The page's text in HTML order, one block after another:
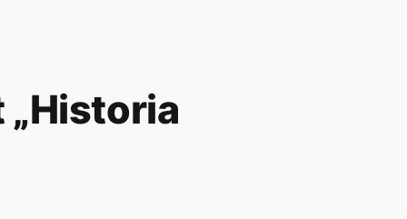
„Historia